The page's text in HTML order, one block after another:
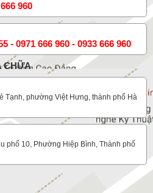
960
- 0971 666 960 - 0933 666 960
CHỮA
Tạnh, phường Việt Hưng, thành phố Hà
phố 10, Phường Hiệp Bình, Thành phố